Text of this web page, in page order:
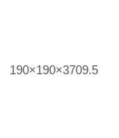
190×190×3709.5